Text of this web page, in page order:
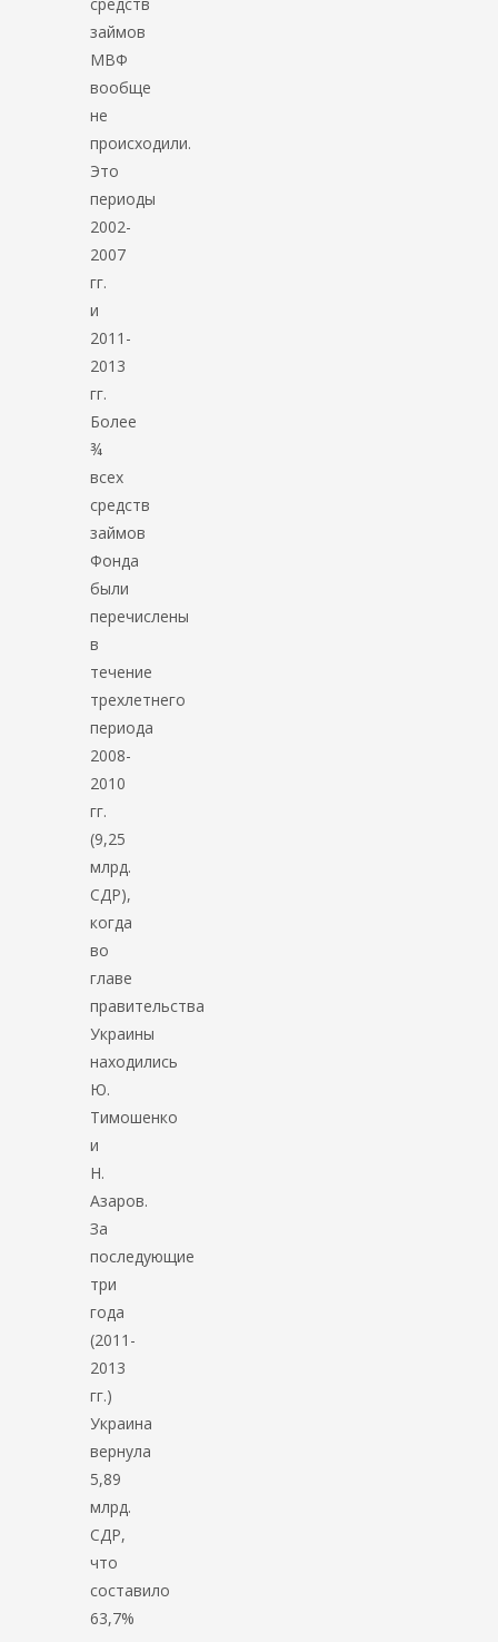
займов
МВФ
вообще
не
происходили.
Это
периоды
2002-
2007
гг.
и
2011-
2013
гг.
Более
¾
всех
средств
займов
Фонда
были
перечислены
в
течение
трехлетнего
периода
2008-
2010
гг.
(9,25
млрд.
СДР),
когда
во
главе
правительства
Украины
находились
Ю.
Тимошенко
и
Н.
Азаров.
За
последующие
три
года
(2011-
2013
гг.)
Украина
вернула
5,89
млрд.
СДР,
что
составило
63,7%